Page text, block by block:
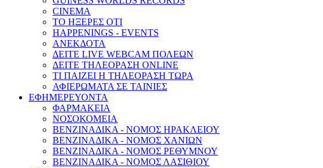
CINEMA
ΤΟ ΗΞΕΡΕΣ ΟΤΙ
HAPPENINGS - EVENTS
ΑΝΕΚΔΟΤΑ
ΔΕΙΤΕ LIVE WEBCAM ΠΟΛΕΩΝ
ΔΕΙΤΕ ΤΗΛΕΟΡΑΣΗ ONLINE
ΤΙ ΠΑΙΖΕΙ Η ΤΗΛΕΟΡΑΣΗ ΤΩΡΑ
ΑΦΙΕΡΩΜΑΤΑ ΣΕ ΤΑΙΝΙΕΣ
ΕΦΗΜΕΡΕΥΟΝΤΑ
ΦΑΡΜΑΚΕΙΑ
ΝΟΣΟΚΟΜΕΙΑ
ΒΕΝΖΙΝΑΔΙΚΑ - ΝΟΜΟΣ ΗΡΑΚΛΕΙΟΥ
ΒΕΝΖΙΝΑΔΙΚΑ - ΝΟΜΟΣ ΧΑΝΙΩΝ
ΒΕΝΖΙΝΑΔΙΚΑ - ΝΟΜΟΣ ΡΕΘΥΜΝΟΥ
ΒΕΝΖΙΝΑΔΙΚΑ - ΝΟΜΟΣ ΛΑΣΙΘΙΟΥ